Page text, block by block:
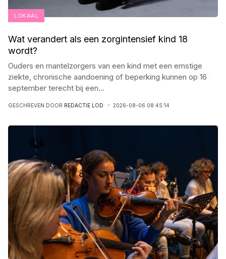
LOKAAL
Wat verandert als een zorgintensief kind 18
wordt?
Ouders en mantelzorgers van een kind met een ernstige
ziekte, chronische aandoening of beperking kunnen op 16
september terecht bij een...
GESCHREVEN DOOR REDACTIE LOD 2026-08-06 08:45:14